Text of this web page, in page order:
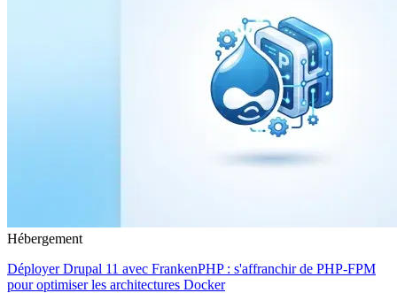
Hébergement
Déployer Drupal 11 avec FrankenPHP : s'affranchir de PHP-FPM
pour optimiser les architectures Docker